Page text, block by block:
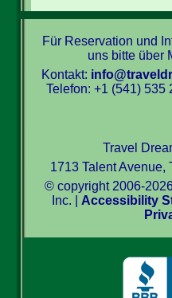
Für Reservation und
uns bitte über
Kontakt:
Telefon: +1 (541) 535
Travel
1713 Talent Avenue,
© copyright 2006-
Inc. | Accessibility